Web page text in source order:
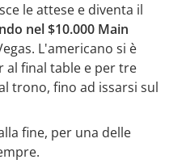
le attese e diventa il
nel $10.000 Main
L'americano si è
al final table e per tre
trono, fino ad issarsi sul
fine, per una delle